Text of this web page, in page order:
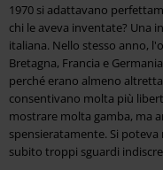
1970 si adattavano
chi le aveva inventate? Una
italiana. Nello stesso anno,
Bretagna, Francia e
perché erano almeno
consentivano molta più
mostrare molta gamba, ma
spensieratamente. Si
subito troppi sguardi